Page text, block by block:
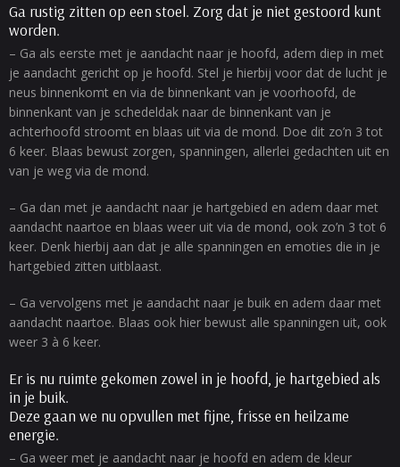
Ga rustig zitten op een stoel. Zorg dat je niet gestoord kunt
worden.
– Ga als eerste met je aandacht naar je hoofd, adem diep in met
je aandacht gericht op je hoofd. Stel je hierbij voor dat de lucht je
neus binnenkomt en via de binnenkant van je voorhoofd, de
binnenkant van je schedeldak naar de binnenkant van je
achterhoofd stroomt en blaas uit via de mond. Doe dit zo’n 3 tot
6 keer. Blaas bewust zorgen, spanningen, allerlei gedachten uit en
van je weg via de mond.
– Ga dan met je aandacht naar je hartgebied en adem daar met
aandacht naartoe en blaas weer uit via de mond, ook zo’n 3 tot 6
keer. Denk hierbij aan dat je alle spanningen en emoties die in je
hartgebied zitten uitblaast.
– Ga vervolgens met je aandacht naar je buik en adem daar met
aandacht naartoe. Blaas ook hier bewust alle spanningen uit, ook
weer 3 à 6 keer.
Er is nu ruimte gekomen zowel in je hoofd, je hartgebied als
in je buik.
Deze gaan we nu opvullen met fijne, frisse en heilzame
energie.
– Ga weer met je aandacht naar je hoofd en adem de kleur